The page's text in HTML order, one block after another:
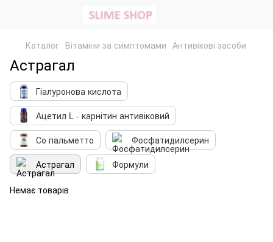
Каталог Вітаміни за симптомами Антивікові засоби
Астрагал
Гіалуронова кислота
Ацетил L - карнітин антивіковий
Со пальметто
Фосфатидилсерин
Астрагал
Формули
Немає товарів